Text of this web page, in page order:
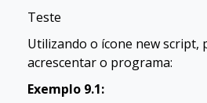
Teste
Utilizando o ícone new script,
acrescentar o programa:
Exemplo 9.1: